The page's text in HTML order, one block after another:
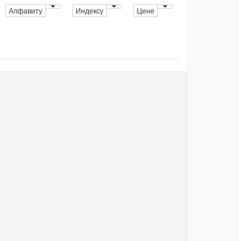
Алфавиту Индексу Цене